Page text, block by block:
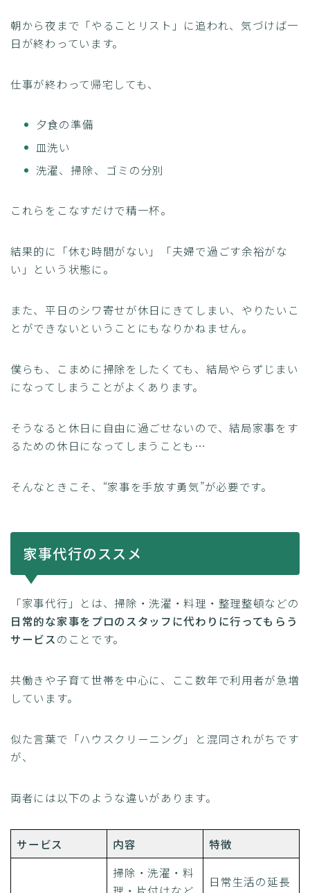
朝から夜まで「やることリスト」に追われ、気づけば一
日が終わっています。
仕事が終わって帰宅しても、
夕食の準備
皿洗い
洗濯、掃除、ゴミの分別
これらをこなすだけで精一杯。
結果的に「休む時間がない」「夫婦で過ごす余裕がな
い」という状態に。
また、平日のシワ寄せが休日にきてしまい、やりたいこ
とができないということにもなりかねません。
僕らも、こまめに掃除をしたくても、結局やらずじまい
になってしまうことがよくあります。
そうなると休日に自由に過ごせないので、結局家事をす
るための休日になってしまうことも…
そんなときこそ、“家事を手放す勇気”が必要です。
家事代行のススメ
「家事代行」とは、掃除・洗濯・料理・整理整頓などの
日常的な家事をプロのスタッフに代わりに行ってもらう
サービスのことです。
共働きや子育て世帯を中心に、ここ数年で利用者が急増
しています。
似た言葉で「ハウスクリーニング」と混同されがちです
が、
両者には以下のような違いがあります。
サービス 内容
特徴
掃除・洗濯・料
日常生活の延長